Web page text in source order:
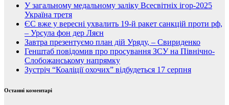
У загальному медальному заліку Всесвітніх ігор-2025
Україна третя
ЄС вже у вересні ухвалить 19-й ракет санкцій проти рф,
– Урсула фон дер Ляєн
Завтра презентуємо план дій Уряду, – Свириденко
Генштаб повідомив про просування ЗСУ на Північно-
Слобожанському напрямку
Зустріч “Коаліції охочих” відбудеться 17 серпня
Останні коментарі